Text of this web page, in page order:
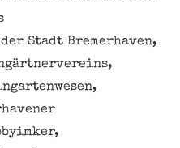
Stadt Bremerhaven,